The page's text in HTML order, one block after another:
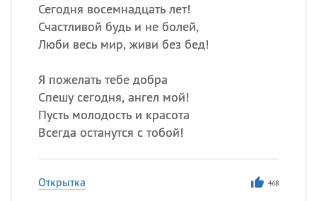
Сегодня восемнадцать лет!
Счастливой будь и не болей,
Люби весь мир, живи без бед!
Я пожелать тебе добра
Спешу сегодня, ангел мой!
Пусть молодость и красота
Всегда останутся с тобой!
Открытка 468
Посмотреть значение
происхождение